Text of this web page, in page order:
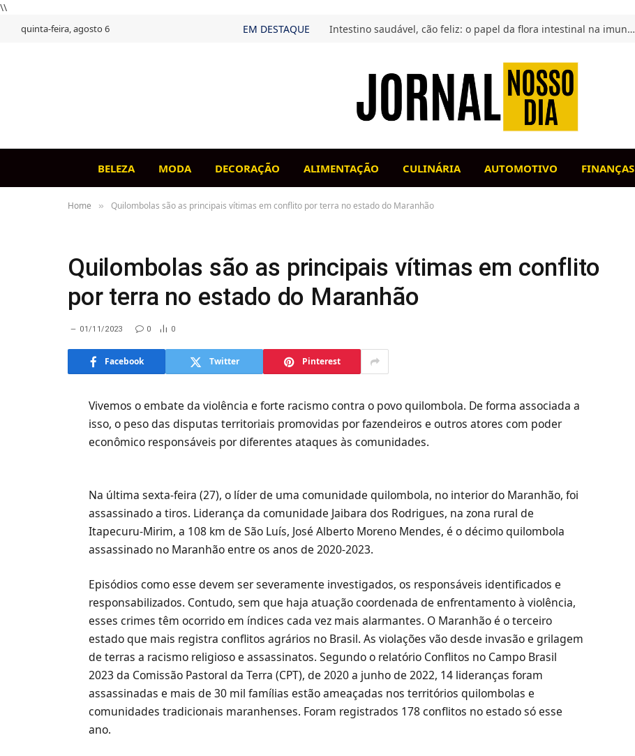
\\
quinta-feira, agosto 6 EM DESTAQUE Intestino saudável, cão feliz: o papel da flora intestinal na imunidade canina
BELEZA MODA DECORAÇÃO ALIMENTAÇÃO CULINÁRIA AUTOMOTIVO FINANÇAS
Home » Quilombolas são as principais vítimas em conflito por terra no estado do Maranhão
Quilombolas são as principais vítimas em conflito
por terra no estado do Maranhão
01/11/2023 0 0
Facebook Twitter Pinterest
Vivemos o embate da violência e forte racismo contra o povo quilombola. De forma associada a
isso, o peso das disputas territoriais promovidas por fazendeiros e outros atores com poder
econômico responsáveis por diferentes ataques às comunidades.
Na última sexta-feira (27), o líder de uma comunidade quilombola, no interior do Maranhão, foi
assassinado a tiros. Liderança da comunidade Jaibara dos Rodrigues, na zona rural de
Itapecuru-Mirim, a 108 km de São Luís, José Alberto Moreno Mendes, é o décimo quilombola
assassinado no Maranhão entre os anos de 2020-2023.
Episódios como esse devem ser severamente investigados, os responsáveis identificados e
responsabilizados. Contudo, sem que haja atuação coordenada de enfrentamento à violência,
esses crimes têm ocorrido em índices cada vez mais alarmantes. O Maranhão é o terceiro
estado que mais registra conflitos agrários no Brasil. As violações vão desde invasão e grilagem
de terras a racismo religioso e assassinatos. Segundo o relatório Conflitos no Campo Brasil
2023 da Comissão Pastoral da Terra (CPT), de 2020 a junho de 2022, 14 lideranças foram
assassinadas e mais de 30 mil famílias estão ameaçadas nos territórios quilombolas e
comunidades tradicionais maranhenses. Foram registrados 178 conflitos no estado só esse
ano.